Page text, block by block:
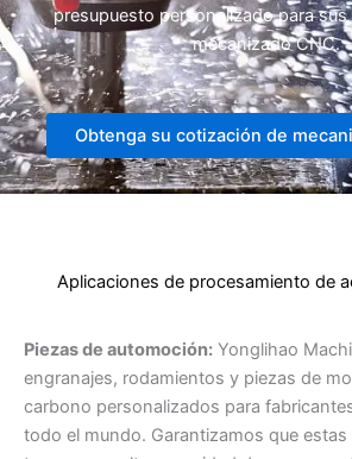
presupuesto personalizado para
mecanizado CNC.
Obtenga su cotización de
Aplicaciones de procesamiento de
Piezas de automoción: Yonglihao
engranajes, rodamientos y piezas de
carbono personalizados para
todo el mundo. Garantizamos que estas